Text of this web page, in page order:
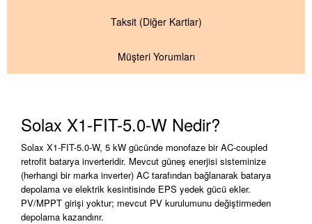
Taksit (Diğer Kartlar)
Müşteri Yorumları
Solax X1-FIT-5.0-W Nedir?
Solax X1-FIT-5.0-W, 5 kW gücünde monofaze bir AC-coupled
retrofit batarya inverteridir. Mevcut güneş enerjisi sisteminize
(herhangi bir marka inverter) AC tarafından bağlanarak batarya
depolama ve elektrik kesintisinde EPS yedek gücü ekler.
PV/MPPT girişi yoktur; mevcut PV kurulumunu değiştirmeden
depolama kazandırır.